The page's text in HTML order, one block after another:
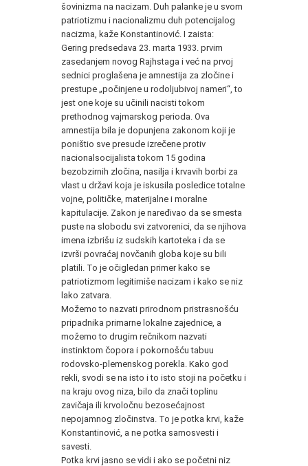
šovinizma na nacizam. Duh palanke je u svom
patriotizmu i nacionalizmu duh potencijalog
nacizma, kaže Konstantinović. I zaista:
Gering predsedava 23. marta 1933. prvim
zasedanjem novog Rajhstaga i već na prvoj
sednici proglašena je amnestija za zločine i
prestupe „počinjene u rodoljubivoj nameri“, to
jest one koje su učinili nacisti tokom
prethodnog vajmarskog perioda. Ova
amnestija bila je dopunjena zakonom koji je
poništio sve presude izrečene protiv
nacionalsocijalista tokom 15 godina
bezobzirnih zločina, nasilja i krvavih borbi za
vlast u državi koja je iskusila posledice totalne
vojne, političke, materijalne i moralne
kapitulacije. Zakon je naređivao da se smesta
puste na slobodu svi zatvorenici, da se njihova
imena izbrišu iz sudskih kartoteka i da se
izvrši povraćaj novčanih globa koje su bili
platili. To je očigledan primer kako se
patriotizmom legitimiše nacizam i kako se niz
lako zatvara.
Možemo to nazvati prirodnom pristrasnošću
pripadnika primarne lokalne zajednice, a
možemo to drugim rečnikom nazvati
instinktom čopora i pokornošću tabuu
rodovsko-plemenskog porekla. Kako god
rekli, svodi se na isto i to isto stoji na početku i
na kraju ovog niza, bilo da znači toplinu
zavičaja ili krvoločnu bezosećajnost
nepojamnog zločinstva. To je potka krvi, kaže
Konstantinović, a ne potka samosvesti i
savesti.
Potka krvi jasno se vidi i ako se početni niz